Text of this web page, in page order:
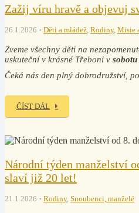
Zažij víru hravě a objevuj
26.1.2026 Děti a mládež, Rodiny, Misie
Zveme všechny děti na
uskuteční v krásné Třeboni v
Čeká nás den plný dobrodružství,
ČÍST DÁL
Národní týden manželství
slaví již 20 let!
21.1.2026 Rodiny, Snoubenci, manželé